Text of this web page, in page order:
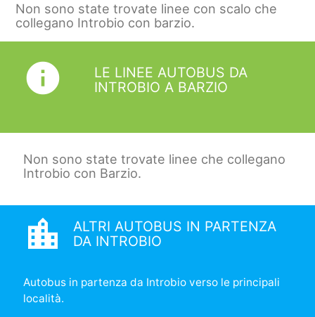
Non sono state trovate linee con scalo che
collegano Introbio con barzio.
info
LE LINEE AUTOBUS DA
INTROBIO A BARZIO
Non sono state trovate linee che collegano
Introbio con Barzio.
location_city
ALTRI AUTOBUS IN PARTENZA
DA INTROBIO
Autobus in partenza da Introbio verso le principali
località.